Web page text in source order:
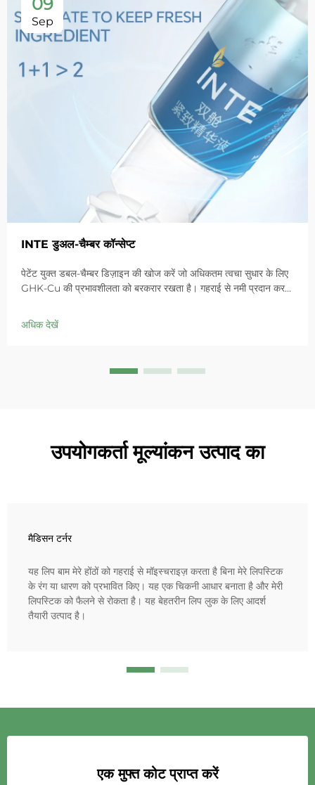
Sep
INTE डुअल-चैम्बर कॉन्सेप्ट
पेटेंट युक्त डबल-चैम्बर डिज़ाइन की खोज करें जो अधिकतम त्वचा सुधार के लिए
GHK-Cu की प्रभावशीलता को बरकरार रखता है। गहराई से नमी प्रदान करता
आज ही 'स्मॉल ब्लू चैम्बर' समाधान आजमाएं।
अधिक देखें
उपयोगकर्ता मूल्यांकन उत्पाद का
मैडिसन टर्नर
यह लिप बाम मेरे होंठों को गहराई से मॉइस्चराइज़ करता है बिना मेरे लिपस्टिक
के रंग या धारण को प्रभावित किए। यह एक चिकनी आधार बनाता है और मेरी
लिपस्टिक को फैलने से रोकता है। यह बेहतरीन लिप लुक के लिए आदर्श
तैयारी उत्पाद है।
एक मुफ्त कोट प्राप्त करें